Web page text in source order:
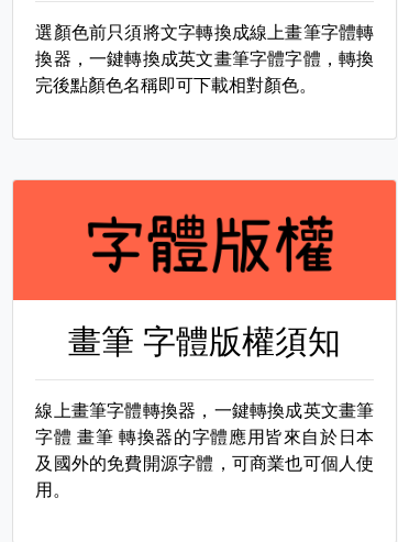
選顏色前只須將文字轉換成線上畫筆字體轉
換器，一鍵轉換成英文畫筆字體字體，轉換
完後點顏色名稱即可下載相對顏色。
畫筆 字體版權須知
線上畫筆字體轉換器，一鍵轉換成英文畫筆
字體畫筆 轉換器的字體應用皆來自於日本
及國外的免費開源字體，可商業也可個人使
用。